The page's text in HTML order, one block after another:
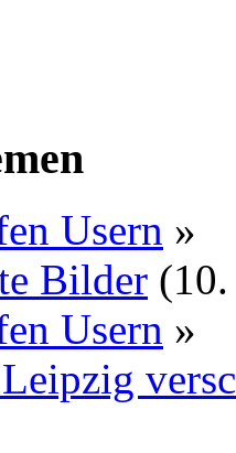
Usern »
Bilder
Usern »